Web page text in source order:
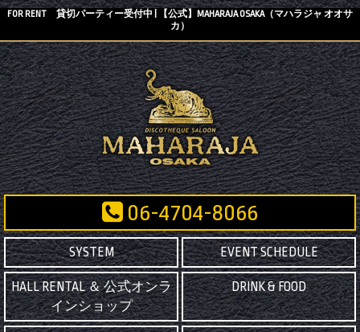
FOR RENT 貸切パーティー受付中 | 【公式】MAHARAJA OSAKA（マハラジャ オオサ
カ）
06-4704-8066
SYSTEM EVENT SCHEDULE
HALL RENTAL ＆ 公式オンラ
インショップ
DRINK & FOOD